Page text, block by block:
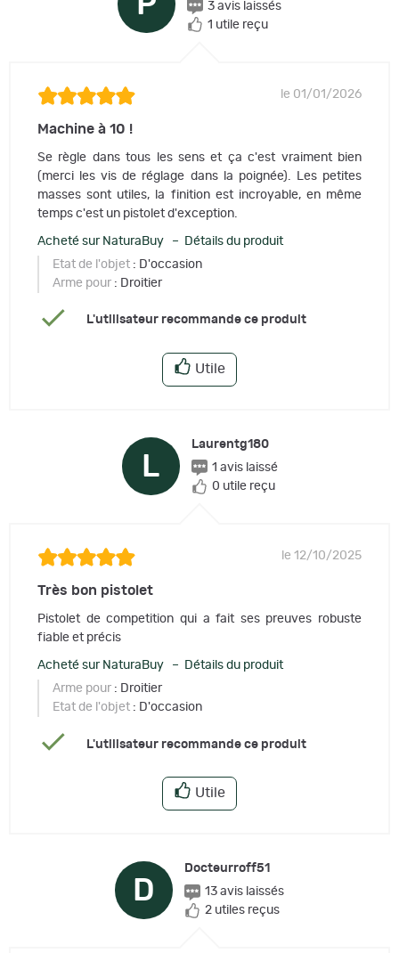
3 avis laissés
1 utile reçu
le 01/01/2026
Machine à 10 !
Se règle dans tous les sens et ça c'est vraiment bien
(merci les vis de réglage dans la poignée). Les petites
masses sont utiles, la finition est incroyable, en même
temps c'est un pistolet d'exception.
Acheté sur NaturaBuy – Détails du produit
Etat de l'objet : D'occasion
Arme pour : Droitier
L'utilisateur recommande ce produit
Utile
L
Laurentg180
1 avis laissé
0 utile reçu
le 12/10/2025
Très bon pistolet
Pistolet de competition qui a fait ses preuves robuste
fiable et précis
Acheté sur NaturaBuy – Détails du produit
Arme pour : Droitier
Etat de l'objet : D'occasion
L'utilisateur recommande ce produit
Utile
D
Docteurroff51
13 avis laissés
2 utiles reçus